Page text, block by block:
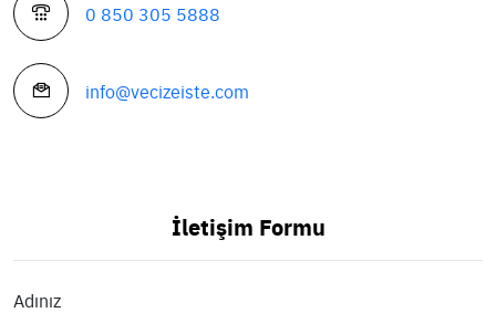
0 850 305 5888
info@vecizeiste.com
İletişim Formu
Adınız